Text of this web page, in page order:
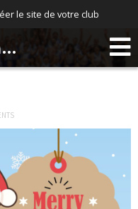
le site de votre club
New Basket Club La Bruyère